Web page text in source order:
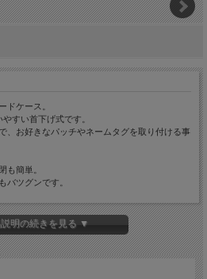
ドケース。
すい首下げ式です。
、お好きなパッチやネームタグを取り付ける事
も簡単。
バツグンです。
能な留め具付き。
×2・調整可能ストラップ
明の続きを見る ▼